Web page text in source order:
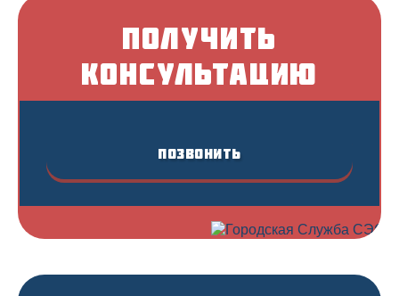
Получить
консультацию
Позвонить